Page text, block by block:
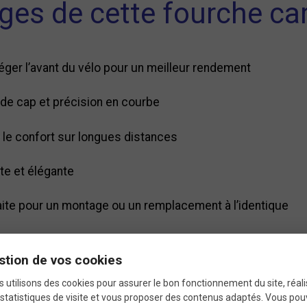
de cette fourche
l’avant du vélo pour un meilleur rendement
cap et précision en courbe
le confort sur longues distances
et élégante
pour un montage ou un remplacement à l’identique
de vos cookies
utilisons des cookies pour assurer le bon fonctionnement du site,
de visite et vous proposer des contenus adaptés. Vous